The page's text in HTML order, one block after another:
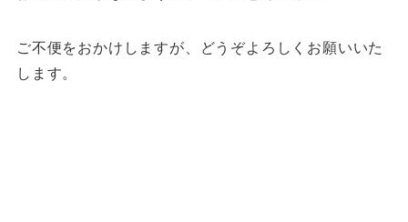
ご不便をおかけしますが、どうぞよろしくお願いいた
します。